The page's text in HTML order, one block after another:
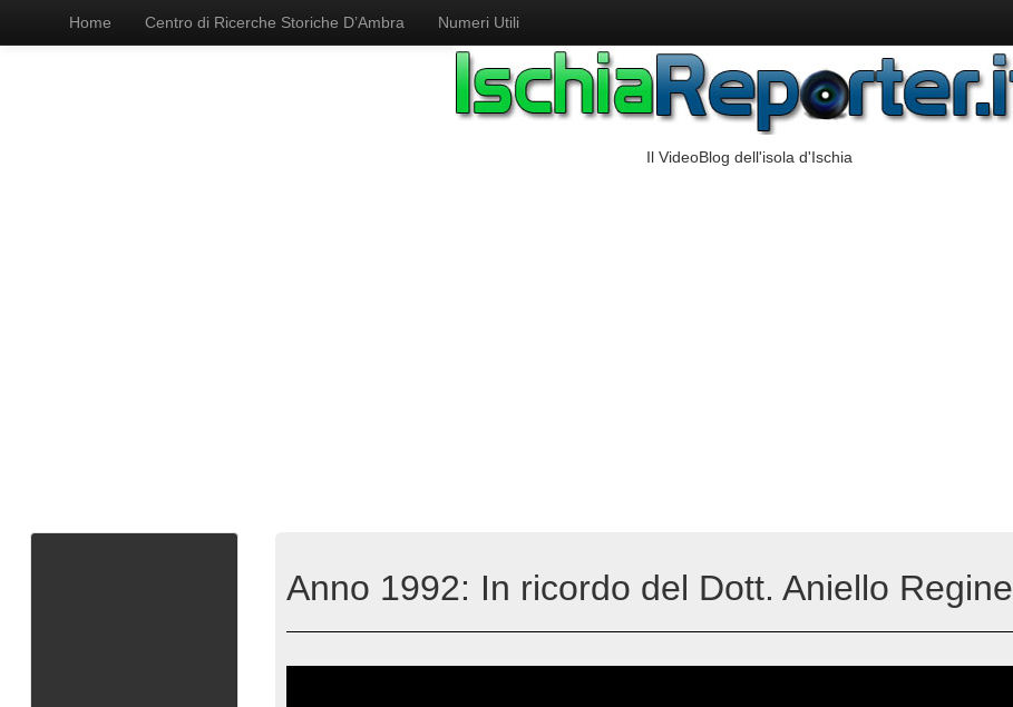
Home Centro di Ricerche Storiche D’Ambra Numeri Utili
Il VideoBlog dell'isola d'Ischia
Anno 1992: In ricordo del Dott. Aniello Regine